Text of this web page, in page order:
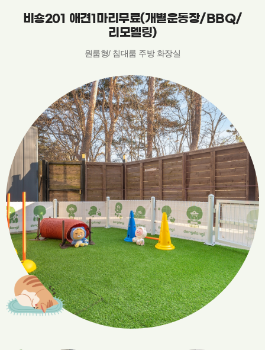
비숑201 애견1마리무료(개별운동장/BBQ/
리모델링)
원룸형/ 침대룸 주방 화장실